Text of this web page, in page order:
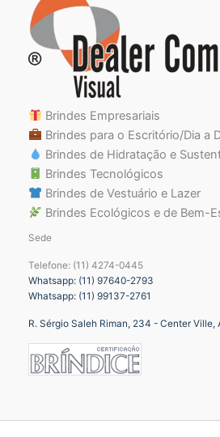
Brindes Empresariais
Brindes para o Escritório/Dia a
Brindes de Hidratação e
Brindes Tecnológicos
Brindes de Vestuário e Lazer
Brindes Ecológicos e de Bem-
Sede
Telefone: (11) 4274-0445
Whatsapp: (11) 97640-2793
Whatsapp: (11) 99137-2761
R. Sérgio Saleh Riman, 234 - Center Ville,